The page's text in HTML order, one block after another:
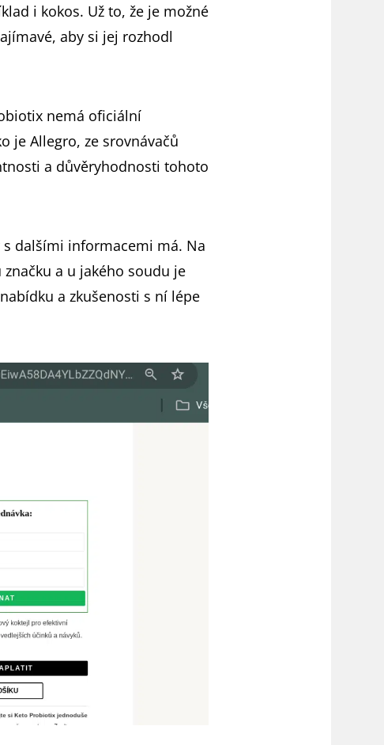
i kokos. Už to, že je možné
aby si jej rozhodl
nemá oficiální
je Allegro, ze srovnávačů
a důvěryhodnosti tohoto
dalšími informacemi má. Na
a u jakého soudu je
a zkušenosti s ní lépe